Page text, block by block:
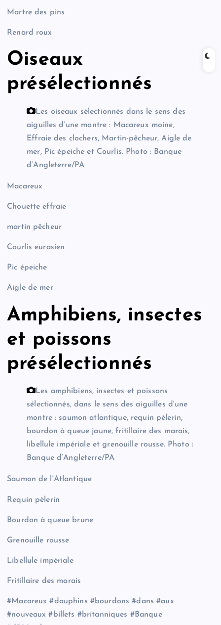
Martre des pins
Renard roux
Oiseaux
présélectionnés
Les oiseaux sélectionnés dans le sens des
aiguilles d'une montre : Macareux moine,
Effraie des clochers, Martin-pêcheur, Aigle de
mer, Pic épeiche et Courlis. Photo : Banque
d’Angleterre/PA
Macareux
Chouette effraie
martin pêcheur
Courlis eurasien
Pic épeiche
Aigle de mer
Amphibiens, insectes
et poissons
présélectionnés
Les amphibiens, insectes et poissons
sélectionnés, dans le sens des aiguilles d'une
montre : saumon atlantique, requin pèlerin,
bourdon à queue jaune, fritillaire des marais,
libellule impériale et grenouille rousse. Photo :
Banque d’Angleterre/PA
Saumon de l'Atlantique
Requin pèlerin
Bourdon à queue brune
Grenouille rousse
Libellule impériale
Fritillaire des marais
#Macareux #dauphins #bourdons #dans #aux
#nouveaux #billets #britanniques #Banque